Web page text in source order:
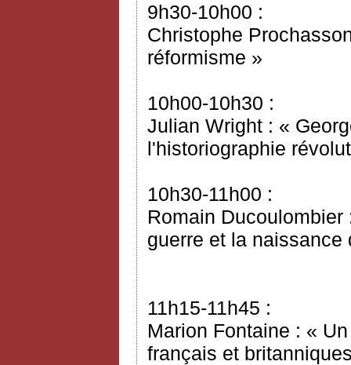
9h30-10h00 :
Christophe
réformisme »
10h00-10h30 :
Julian Wright : «
l'historiographie
10h30-11h00 :
Romain
guerre et la naissance
11h15-11h45 :
Marion Fontaine : «
français et